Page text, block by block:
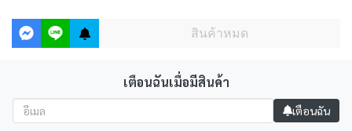
สินค้าหมด
เตือนฉันเมื่อมีสินค้า
เตือนฉัน
Scubanine Shop at The Hub Phahol-Ari, 3rd Floor
Powered By MakeWebEasy